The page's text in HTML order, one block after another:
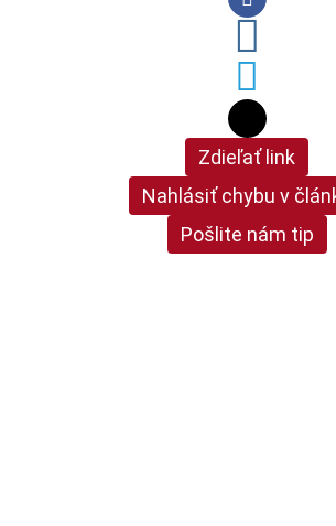
Zdieľať link
Nahlásiť chybu v
Pošlite nám tip